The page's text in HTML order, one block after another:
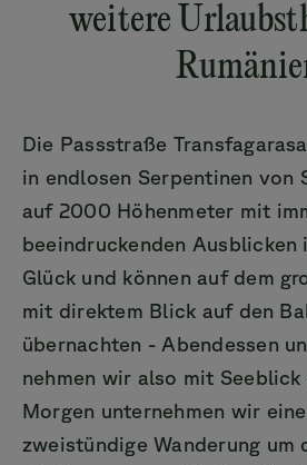
weitere
Die Passstraße
in endlosen Serpentinen von
auf 2000 Höhenmeter mit
beeindruckenden Ausblicken
Glück und können auf dem
mit direktem Blick auf den
übernachten - Abendessen
nehmen wir also mit
Morgen unternehmen wir
zweistündige Wanderung um